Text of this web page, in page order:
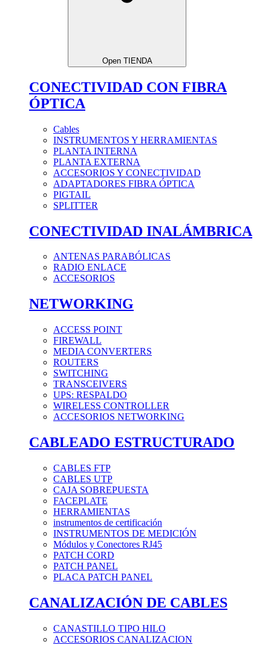
Open TIENDA
CONECTIVIDAD CON FIBRA
ÓPTICA
Cables
INSTRUMENTOS Y HERRAMIENTAS
PLANTA INTERNA
PLANTA EXTERNA
ACCESORIOS Y CONECTIVIDAD
ADAPTADORES FIBRA ÓPTICA
PIGTAIL
SPLITTER
CONECTIVIDAD INALÁMBRICA
ANTENAS PARABÓLICAS
RADIO ENLACE
ACCESORIOS
NETWORKING
ACCESS POINT
FIREWALL
MEDIA CONVERTERS
ROUTERS
SWITCHING
TRANSCEIVERS
UPS: RESPALDO
WIRELESS CONTROLLER
ACCESORIOS NETWORKING
CABLEADO ESTRUCTURADO
CABLES FTP
CABLES UTP
CAJA SOBREPUESTA
FACEPLATE
HERRAMIENTAS
instrumentos de certificación
INSTRUMENTOS DE MEDICIÓN
Módulos y Conectores RJ45
PATCH CORD
PATCH PANEL
PLACA PATCH PANEL
CANALIZACIÓN DE CABLES
CANASTILLO TIPO HILO
ACCESORIOS CANALIZACION